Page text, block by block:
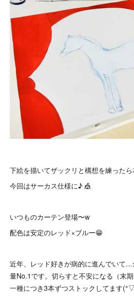
下絵を描いてザックリと構想を練ったら
今回はサーカス仕様に♪ 🎪
いつものカーテン登場〜w
配色は安定のレッド×ブルー😁
近年、レッド好きが病的に進んでいて
量No.1です。切らすと不安になる（末
一種につき3本ずつストックしてます